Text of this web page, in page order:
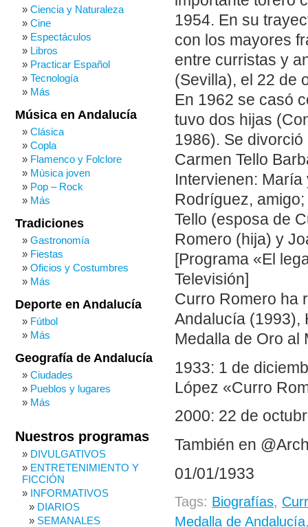
1954. En su
con los mayores
entre curristas y
(Sevilla), el 22 de
En 1962 se casó
tuvo dos hijas
1986). Se
Carmen Tello
Intervienen:
Rodríguez,
Tello (esposa de
Romero (hija) y
[Programa «El
Televisión]
Curro Romero ha
Andalucía (1993),
Medalla de Oro al
1933: 1 de
López «Curro
2000: 22 de
También en
01/01/1933
Tags: Biografías,
Medalla de Andalucía
Ciencia y Naturaleza
Cine
Espectáculos
Libros
Practicar Español
Tecnología
Más
Música en Andalucía
Clásica
Copla
Flamenco y Folclore
Música joven
Pop – Rock
Más
Tradiciones
Gastronomía
Fiestas
Oficios y Costumbres
Más
Deporte en Andalucía
Fútbol
Más
Geografía de Andalucía
Ciudades
Pueblos y lugares
Más
Nuestros programas
DIVULGATIVOS
ENTRETENIMIENTO Y
FICCIÓN
INFORMATIVOS
DIARIOS
SEMANALES